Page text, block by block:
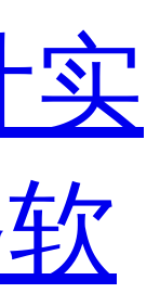
实